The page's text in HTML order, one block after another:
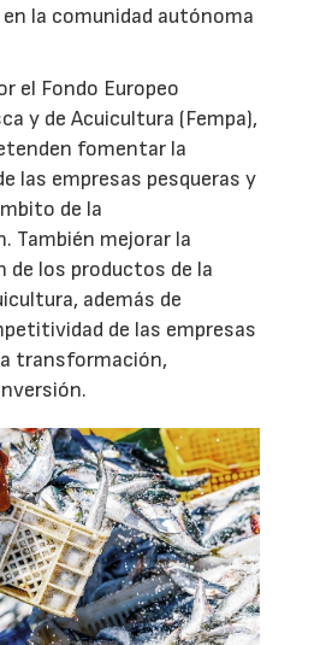
la comunidad autónoma
el Fondo Europeo
y de Acuicultura (Fempa),
fomentar la
las empresas pesqueras y
de la
También mejorar la
de los productos de la
además de
de las empresas
transformación,